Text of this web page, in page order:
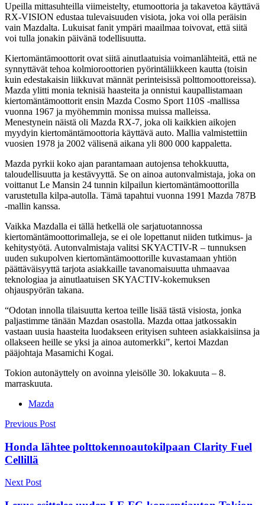
Upeilla mittasuhteilla viimeistelty, etumoottoria ja takavetoa käyttävä
RX-VISION edustaa tulevaisuuden visiota, joka voi olla peräisin
vain Mazdalta. Lukuisat fanit ympäri maailmaa toivovat, että siitä
voi tulla jonakin päivänä todellisuutta.
Kiertomäntämoottorit ovat siitä ainutlaatuisia voimanlähteitä, että ne
synnyttävät tehoa kolmioroottorien pyörintäliikkeen kautta (toisin
kuin edestakaisin liikkuvat männät perinteisissä polttomoottoreissa).
Mazda ylitti monia teknisiä haasteita ja onnistui kaupallistamaan
kiertomäntämoottorit ensin Mazda Cosmo Sport 110S -mallissa
vuonna 1967 ja myöhemmin monissa muissa malleissa.
Menestynein näistä oli Mazda RX-7, joka oli kaikkien aikojen
myydyin kiertomäntämoottoria käyttävä auto. Mallia valmistettiin
vuosien 1978 ja 2002 välisenä aikana yli 800 000 kappaletta.
Mazda pyrkii koko ajan parantamaan autojensa tehokkuutta,
taloudellisuutta ja kestävyyttä. Se on ainoa autonvalmistaja, joka on
voittanut Le Mansin 24 tunnin kilpailun kiertomäntämoottorilla
varustetulla kilpa-autolla. Tämä tapahtui vuonna 1991 Mazda 787B
-mallin kanssa.
Vaikka Mazdalla ei tällä hetkellä ole sarjatuotannossa
kiertomäntämoottorimalleja, se ei ole lopettanut niiden tutkimus- ja
kehitystyötä. Autonvalmistaja valitsi SKYACTIV-R – tunnuksen
uuden sukupolven kiertomäntämoottorille kuvastamaan yhtiön
päättäväisyyttä tarjota asiakkaille tavanomaisuutta uhmaavaa
teknologiaa ja ainutlaatuisen SKYACTIV-kokemuksen
ohjauspyörän takana.
“Odotan innolla tilaisuutta kertoa teille lisää tästä visiosta, jonka
paljastimme tänään Mazdan osastolla. Mazda ottaa jatkossakin
vastaan uusia haasteita luodakseen erityisen suhteen asiakkaisiinsa ja
ollakseen heille se yksi ja ainoa automerkki”, kertoi Mazdan
pääjohtaja Masamichi Kogai.
Tokion autonäyttely on avoinna yleisölle 30. lokakuuta – 8.
marraskuuta.
Mazda
Post
navigation
Previous Post
Honda lähtee polttokennoautokilpaan Clarity Fuel
Cellillä
Next Post